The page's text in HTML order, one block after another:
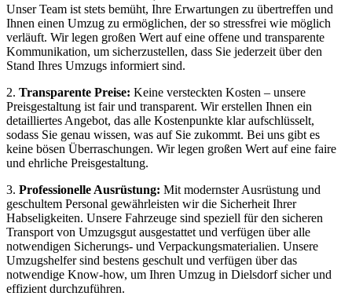
Unser Team ist stets bemüht, Ihre Erwartungen zu übertreffen und
Ihnen einen Umzug zu ermöglichen, der so stressfrei wie möglich
verläuft. Wir legen großen Wert auf eine offene und transparente
Kommunikation, um sicherzustellen, dass Sie jederzeit über den
Stand Ihres Umzugs informiert sind.
2. Transparente Preise: Keine versteckten Kosten – unsere
Preisgestaltung ist fair und transparent. Wir erstellen Ihnen ein
detailliertes Angebot, das alle Kostenpunkte klar aufschlüsselt,
sodass Sie genau wissen, was auf Sie zukommt. Bei uns gibt es
keine bösen Überraschungen. Wir legen großen Wert auf eine faire
und ehrliche Preisgestaltung.
3. Professionelle Ausrüstung: Mit modernster Ausrüstung und
geschultem Personal gewährleisten wir die Sicherheit Ihrer
Habseligkeiten. Unsere Fahrzeuge sind speziell für den sicheren
Transport von Umzugsgut ausgestattet und verfügen über alle
notwendigen Sicherungs- und Verpackungsmaterialien. Unsere
Umzugshelfer sind bestens geschult und verfügen über das
notwendige Know-how, um Ihren Umzug in Dielsdorf sicher und
effizient durchzuführen.